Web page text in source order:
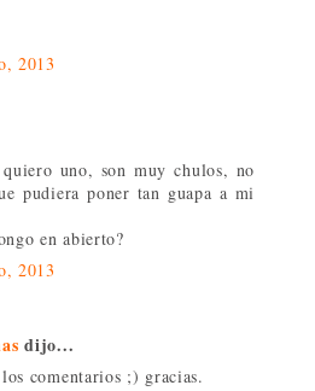
2013
uno, son muy chulos, no
pudiera poner tan guapa a mi
en abierto?
2013
dijo...
comentarios ;) gracias.